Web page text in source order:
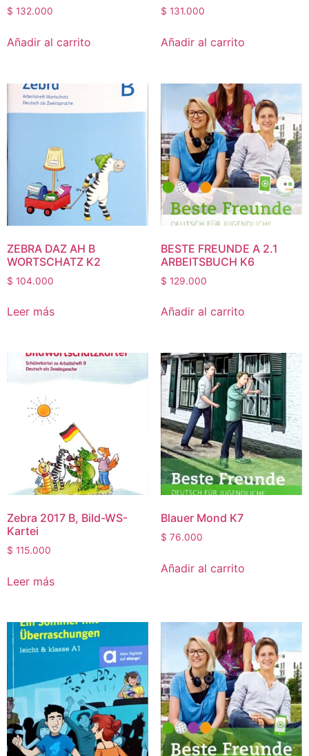
$ 132.000
Añadir al carrito
$ 131.000
Añadir al carrito
ZEBRA DAZ AH B
WORTSCHATZ K2
$ 104.000
Leer más
BESTE FREUNDE A 2.1
ARBEITSBUCH K6
$ 129.000
Añadir al carrito
Zebra 2017 B, Bild-WS-
Kartei
$ 115.000
Leer más
Blauer Mond K7
$ 76.000
Añadir al carrito